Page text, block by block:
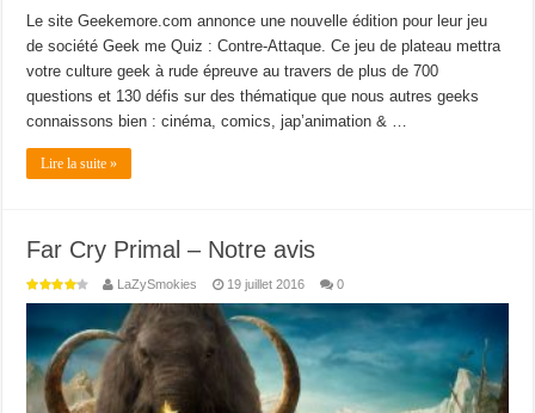
Le site Geekemore.com annonce une nouvelle édition pour leur jeu
de société Geek me Quiz : Contre-Attaque. Ce jeu de plateau mettra
votre culture geek à rude épreuve au travers de plus de 700
questions et 130 défis sur des thématique que nous autres geeks
connaissons bien : cinéma, comics, jap’animation & …
Lire la suite »
Far Cry Primal – Notre avis
LaZySmokies 19 juillet 2016 0